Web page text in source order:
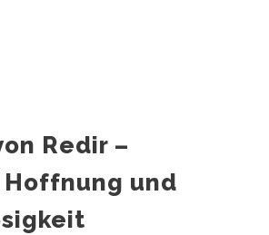
Redir –
und